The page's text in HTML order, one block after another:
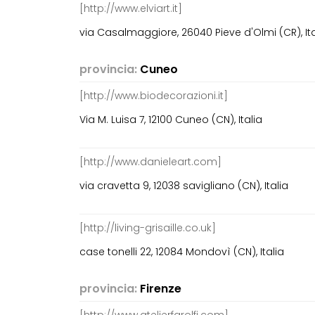
[http://www.elviart.it]
via Casalmaggiore, 26040 Pieve d'Olmi (CR),
provincia: Cuneo
[http://www.biodecorazioni.it]
Via M. Luisa 7, 12100 Cuneo (CN), Italia
[http://www.danieleart.com]
via cravetta 9, 12038 savigliano (CN), Italia
[http://living-grisaille.co.uk]
case tonelli 22, 12084 Mondovì (CN), Italia
provincia: Firenze